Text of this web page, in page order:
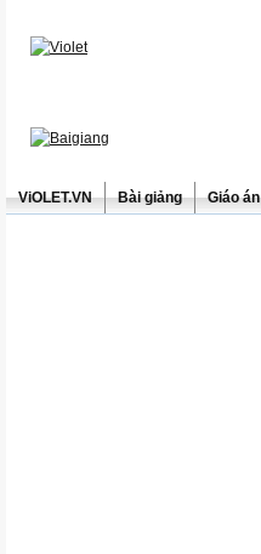
ViOLET.VN Bài giảng Giáo án